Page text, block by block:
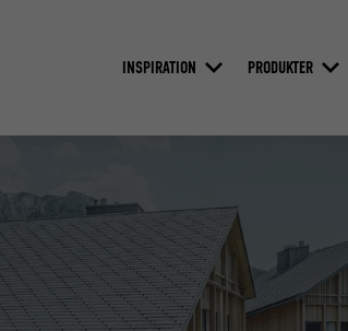
INSPIRATION PRODUKTER